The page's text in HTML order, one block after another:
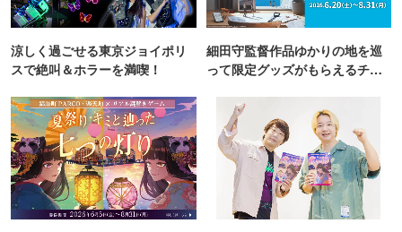
涼しく過ごせる東京ジョイポリ
スで絶叫＆ホラーを満喫！
細田守監督作品ゆかりの地を巡
って限定グッズがもらえるチャ